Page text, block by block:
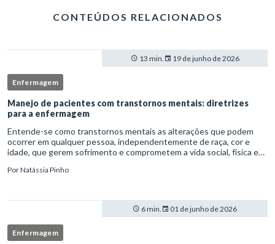
CONTEÚDOS RELACIONADOS
13 min. 19 de junho de 2026
Enfermagem
Manejo de pacientes com transtornos mentais: diretrizes
para a enfermagem
Entende-se como transtornos mentais as alterações que podem
ocorrer em qualquer pessoa, independentemente de raça, cor e
idade, que gerem sofrimento e comprometem a vida social, física e
PorNatássia Pinho
6 min. 01 de junho de 2026
Enfermagem